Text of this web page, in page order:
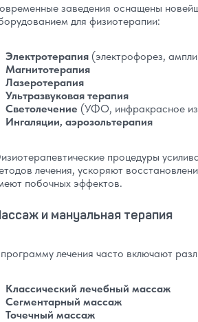
заведения оснащены
для физиотерапии:
Электротерапия (электрофорез,
Магнитотерапия
Лазеротерапия
Ультразвуковая терапия
Светолечение (УФО, инфракрасное
Ингаляции, аэрозольтерапия
процедуры
лечения, ускоряют
побочных эффектов.
и мануальная терапия
лечения часто включают
Классический лечебный массаж
Сегментарный массаж
Точечный массаж